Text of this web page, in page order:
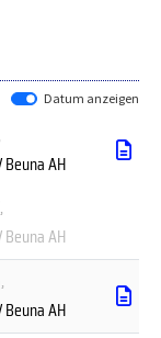
Datum anzeigen
Beuna AH
,
Beuna AH
,
Beuna AH